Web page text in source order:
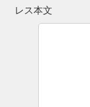
レス本文